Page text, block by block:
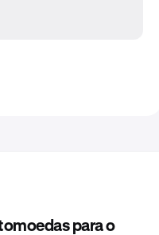
para o